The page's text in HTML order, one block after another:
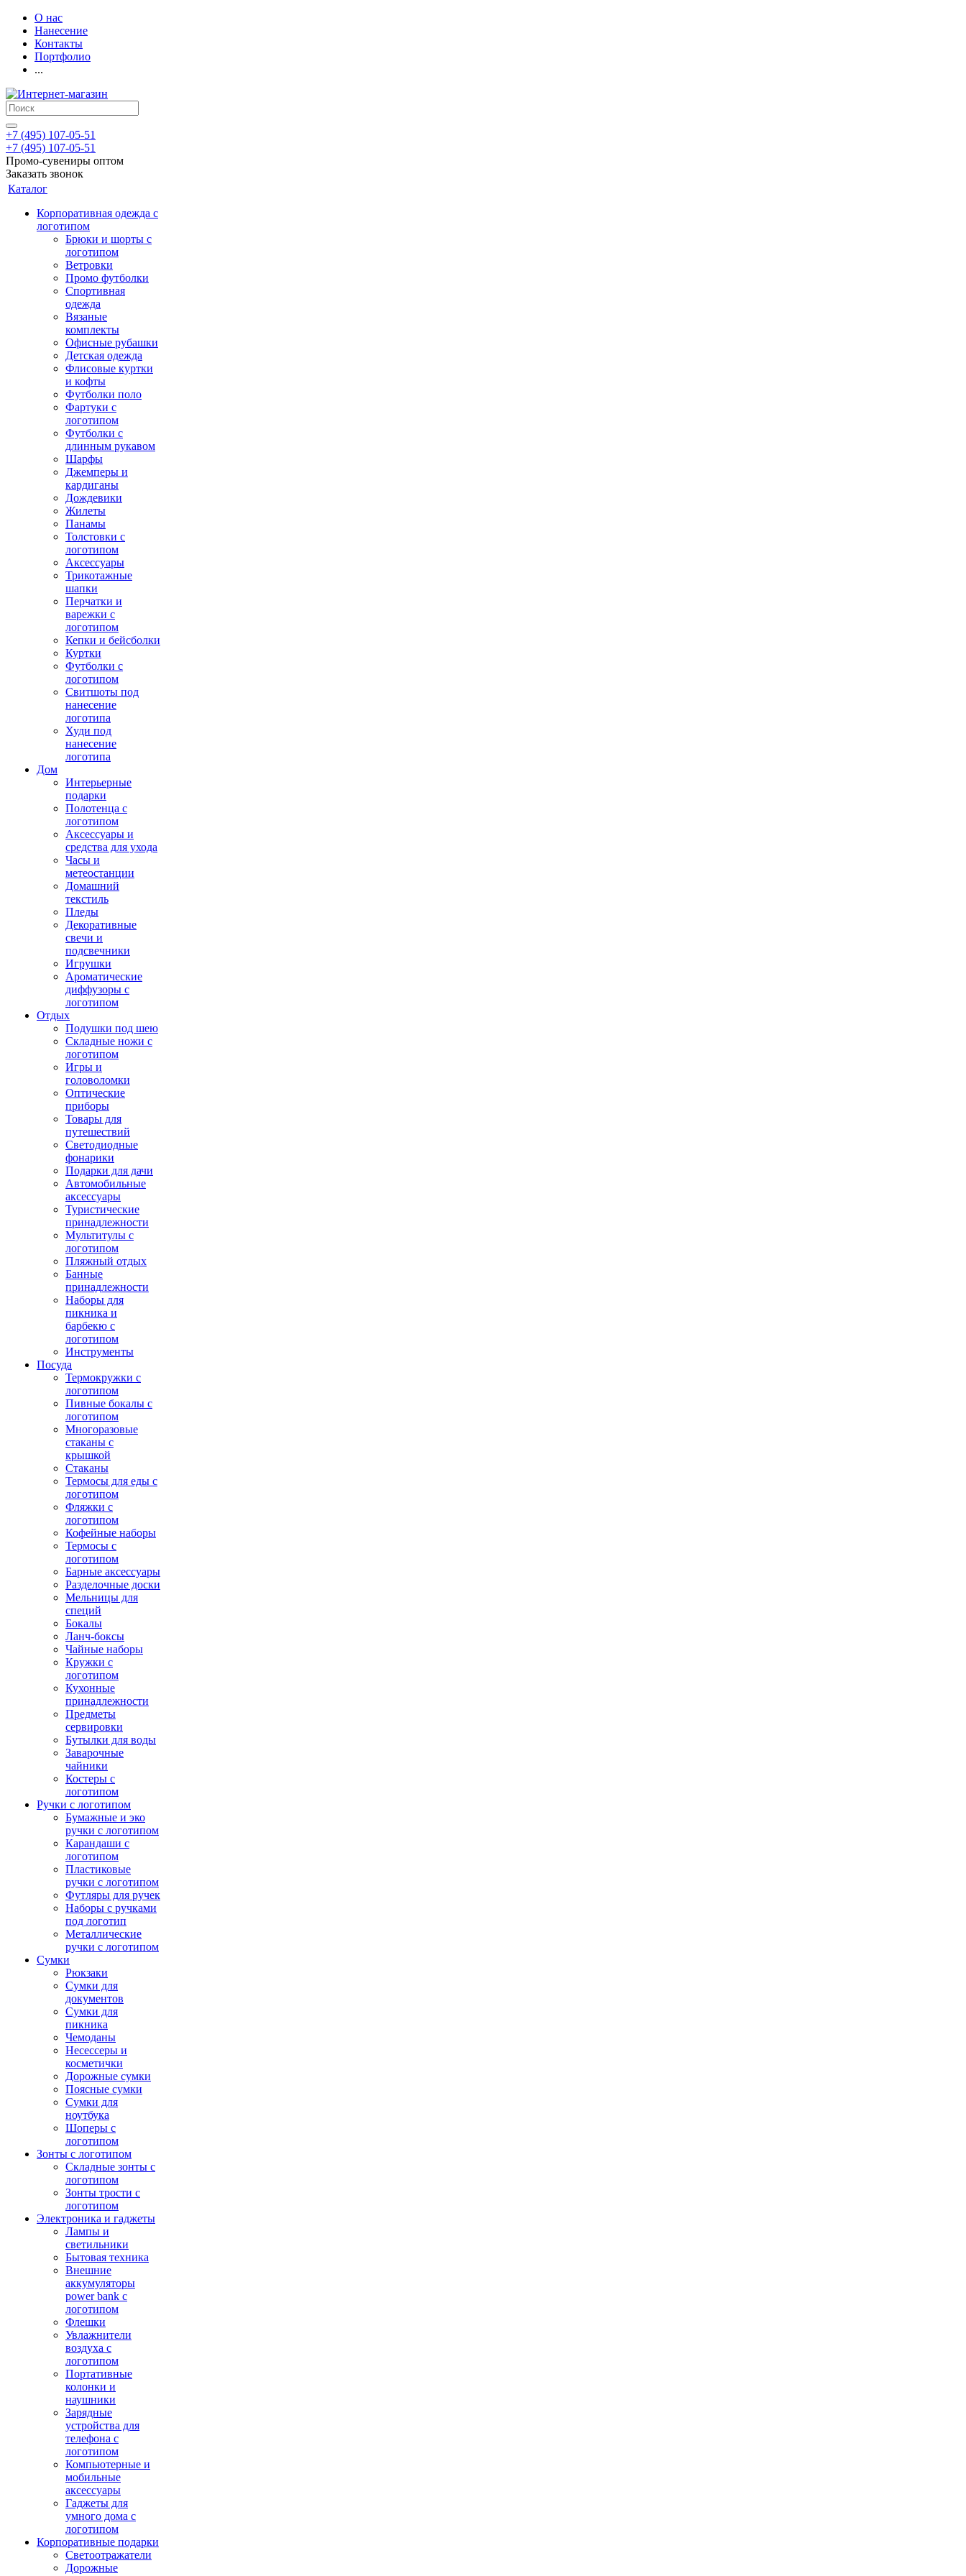
О нас
Нанесение
Контакты
Портфолио
...
+7 (495) 107-05-51
+7 (495) 107-05-51
Промо-сувениры оптом
Заказать звонок
Каталог
Корпоративная одежда с
логотипом
Брюки и шорты с
логотипом
Ветровки
Промо футболки
Спортивная
одежда
Вязаные
комплекты
Офисные рубашки
Детская одежда
Флисовые куртки
и кофты
Футболки поло
Фартуки с
логотипом
Футболки с
длинным рукавом
Шарфы
Джемперы и
кардиганы
Дождевики
Жилеты
Панамы
Толстовки с
логотипом
Аксессуары
Трикотажные
шапки
Перчатки и
варежки с
логотипом
Кепки и бейсболки
Куртки
Футболки с
логотипом
Свитшоты под
нанесение
логотипа
Худи под
нанесение
логотипа
Дом
Интерьерные
подарки
Полотенца с
логотипом
Аксессуары и
средства для ухода
Часы и
метеостанции
Домашний
текстиль
Пледы
Декоративные
свечи и
подсвечники
Игрушки
Ароматические
диффузоры с
логотипом
Отдых
Подушки под шею
Складные ножи с
логотипом
Игры и
головоломки
Оптические
приборы
Товары для
путешествий
Светодиодные
фонарики
Подарки для дачи
Автомобильные
аксессуары
Туристические
принадлежности
Мультитулы с
логотипом
Пляжный отдых
Банные
принадлежности
Наборы для
пикника и
барбекю с
логотипом
Инструменты
Посуда
Термокружки с
логотипом
Пивные бокалы с
логотипом
Многоразовые
стаканы с
крышкой
Стаканы
Термосы для еды с
логотипом
Фляжки с
логотипом
Кофейные наборы
Термосы с
логотипом
Барные аксессуары
Разделочные доски
Мельницы для
специй
Бокалы
Ланч-боксы
Чайные наборы
Кружки с
логотипом
Кухонные
принадлежности
Предметы
сервировки
Бутылки для воды
Заварочные
чайники
Костеры с
логотипом
Ручки с логотипом
Бумажные и эко
ручки с логотипом
Карандаши с
логотипом
Пластиковые
ручки с логотипом
Футляры для ручек
Наборы с ручками
под логотип
Металлические
ручки с логотипом
Сумки
Рюкзаки
Сумки для
документов
Сумки для
пикника
Чемоданы
Несессеры и
косметички
Дорожные сумки
Поясные сумки
Сумки для
ноутбука
Шоперы с
логотипом
Зонты с логотипом
Складные зонты с
логотипом
Зонты трости с
логотипом
Электроника и гаджеты
Лампы и
светильники
Бытовая техника
Внешние
аккумуляторы
power bank с
логотипом
Флешки
Увлажнители
воздуха с
логотипом
Портативные
колонки и
наушники
Зарядные
устройства для
телефона с
логотипом
Компьютерные и
мобильные
аксессуары
Гаджеты для
умного дома с
логотипом
Корпоративные подарки
Светоотражатели
Дорожные